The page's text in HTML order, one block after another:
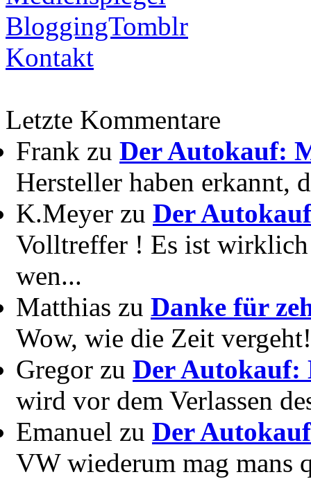
BloggingTomblr
Kontakt
Letzte Kommentare
Frank zu Der Autokauf:
Hersteller haben erkannt,
K.Meyer zu Der
Volltreffer ! Es ist wirklich
wen...
Matthias zu Danke für
Wow, wie die Zeit
Gregor zu Der Autokauf:
wird vor dem Verlassen
Emanuel zu Der
VW wiederum mag mans